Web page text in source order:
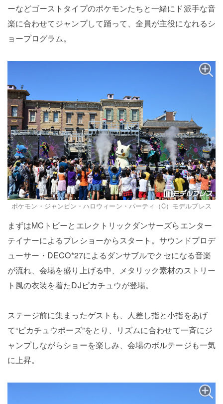
ーなどゴーストタイプのポケモンたちと一緒にド派手な音
楽に合わせてジャンプして踊って、全員が主役になれるシ
ョープログラム。
ポケモン・ジャンピン・ハロウィーン・パーティ（C）モデルプレス
まずはMCトビーとエレクトリックダンサーズらエンター
テイナーによるプレショーからスタート。サウンドプロデ
ューサー・DECO*27によるダンサブルでクセになる音楽
が流れ、会場を盛り上げる中、メタリック素材のストリー
ト風の衣装を着たDJピカチュウが登場。
ステージ前に集まったゲストも、人差し指と小指をあげ
て“ピカチュウポーズ”をとり、リズムに合わせて一斉にジ
ャンプしながらショーを楽しみ、会場のボルテージも一気
に上昇。